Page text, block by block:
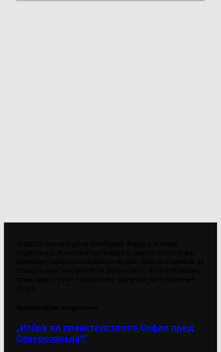
„Избра ли правителството София пред
Северозапада?“